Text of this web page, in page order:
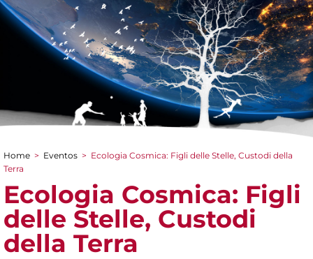
You are here
Home > Eventos > Ecologia Cosmica: Figli delle Stelle, Custodi della
Terra
Ecologia Cosmica: Figli
delle Stelle, Custodi
della Terra